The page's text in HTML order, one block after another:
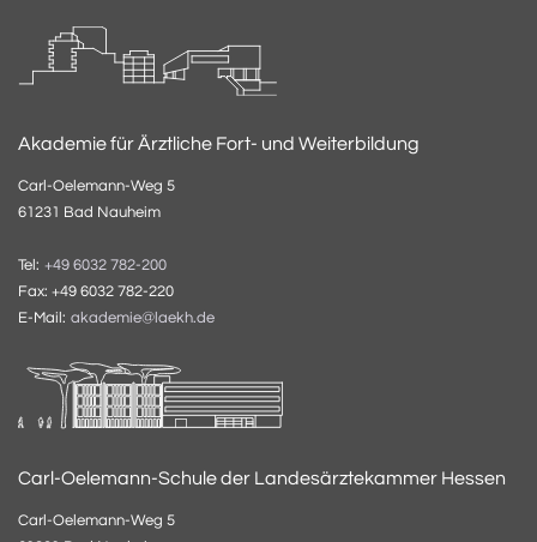
Akademie für Ärztliche Fort- und Weiterbildung
Carl-Oelemann-Weg 5
61231 Bad Nauheim
Tel: +49 6032 782-200
Fax: +49 6032 782-220
E-Mail: akademie@laekh.de
Carl-Oelemann-Schule der Landesärztekammer Hessen
Carl-Oelemann-Weg 5